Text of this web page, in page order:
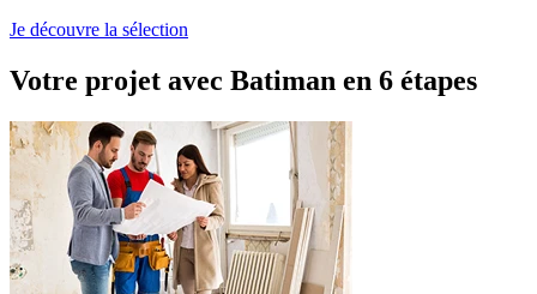
Je découvre la sélection
Votre projet avec Batiman en 6 étapes